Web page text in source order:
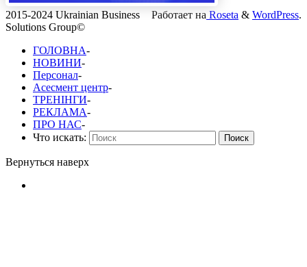
Работает на Roseta & WordPress.
2015-2024 Ukrainian Business
Solutions Group©
ГОЛОВНА-
НОВИНИ-
Персонал-
Асесмент центр-
ТРЕНІНГИ-
РЕКЛАМА-
ПРО НАС-
Что искать:
Поиск
Вернуться наверх